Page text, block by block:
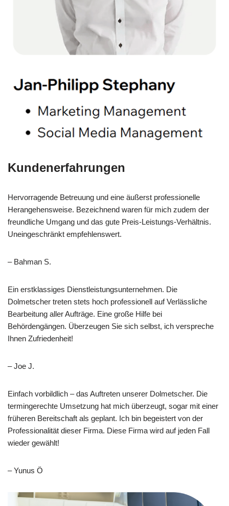
Kundenerfahrungen
Hervorragende Betreuung und eine äußerst professionelle
Herangehensweise. Bezeichnend waren für mich zudem der
freundliche Umgang und das gute Preis-Leistungs-Verhältnis.
Uneingeschränkt empfehlenswert.
– Bahman S.
Ein erstklassiges Dienstleistungsunternehmen. Die
Dolmetscher treten stets hoch professionell auf Verlässliche
Bearbeitung aller Aufträge. Eine große Hilfe bei
Behördengängen. Überzeugen Sie sich selbst, ich verspreche
Ihnen Zufriedenheit!
– Joe J.
Einfach vorbildlich – das Auftreten unserer Dolmetscher. Die
termingerechte Umsetzung hat mich überzeugt, sogar mit einer
früheren Bereitschaft als geplant. Ich bin begeistert von der
Professionalität dieser Firma. Diese Firma wird auf jeden Fall
wieder gewählt!
– Yunus Ö